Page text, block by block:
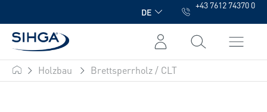
DE
+43 7612 74370 0
SIHGA Holzbau Brettsperrholz / CLT